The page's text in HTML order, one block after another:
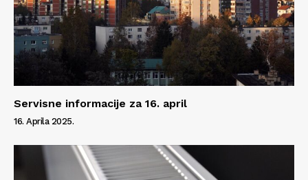
Info
Kontakt
Servisne informacije za 16. april
16. Aprila 2025.